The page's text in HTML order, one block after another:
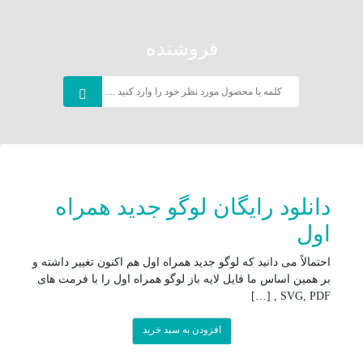
فروشنده
دانلود رایگان لوگو جدید همراه
اول
احتمالاً می دانید که لوگو جدید همراه اول هم اکنون تغییر داشته و
بر همین اساس ما فایل لایه باز لوگو همراه اول را با فرمت های
SVG, PDF , […]
افزودن به سبد خرید